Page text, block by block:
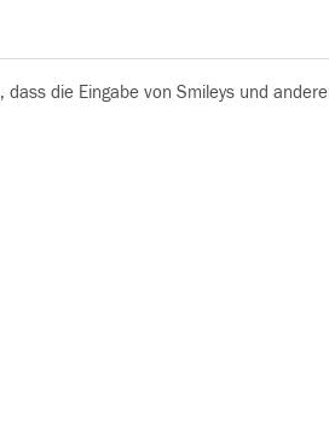
dass die Eingabe von Smileys und